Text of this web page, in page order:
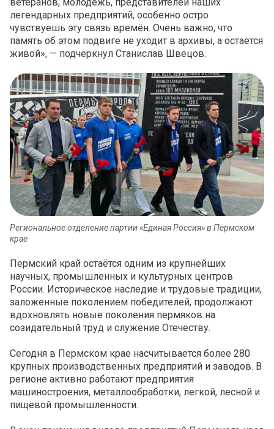
легендарных предприятий, особенно остро
чувствуешь эту связь времён. Очень важно, что
память об этом подвиге не уходит в архивы, а остаётся
живой», — подчеркнул Станислав Швецов.
Региональное отделение партии «Единая Россия» в Пермском
крае
Пермский край остаётся одним из крупнейших
научных, промышленных и культурных центров
России. Историческое наследие и трудовые традиции,
заложенные поколением победителей, продолжают
вдохновлять новые поколения пермяков на
созидательный труд и служение Отечеству.
Сегодня в Пермском крае насчитывается более 280
крупных производственных предприятий и заводов. В
регионе активно работают предприятия
машиностроения, металлообработки, легкой, лесной и
пищевой промышленности.